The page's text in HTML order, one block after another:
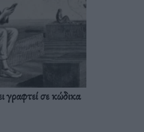
γραφτεί σε κώδικα